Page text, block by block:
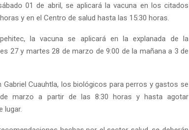
01 de abril, se aplicará la vacuna en los citados
y en el Centro de salud hasta las 15:30 horas.
la vacuna se aplicará en la explanada de la
27 y martes 28 de marzo de 9:00 de la mañana a 3 de
Cuauhtla, los biológicos para perros y gastos se
marzo a partir de las 8:30 horas y hasta agotar
lugar.